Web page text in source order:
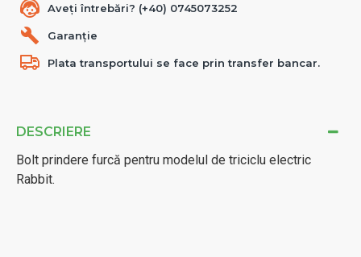
DESCRIERE
Bolt prindere furcă pentru modelul de triciclu electric
Rabbit.
Aveți întrebări? (+40) 0745073252
Garanție
Plata transportului se face prin transfer bancar.